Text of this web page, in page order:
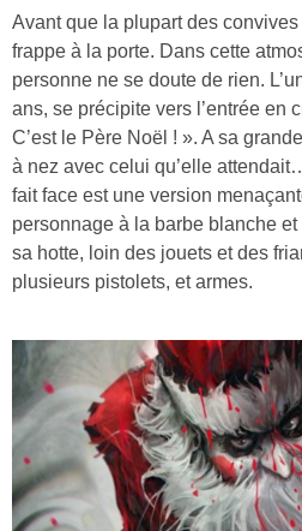
Avant que la plupart des
frappe à la porte. Dans cette
personne ne se doute de rien.
ans, se précipite vers l’entrée en
C’est le Père Noël ! ». A sa
à nez avec celui qu’elle
fait face est une version
personnage à la barbe blanche
sa hotte, loin des jouets et des
plusieurs pistolets, et armes.